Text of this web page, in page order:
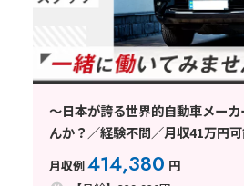
～日本が誇る世界的自動車メー
んか？／経験不問／月収41万円
月収例414,380 円